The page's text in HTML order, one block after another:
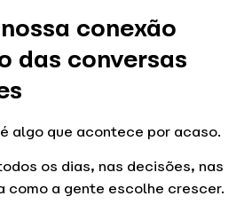
conexão
das conversas
algo que acontece por acaso.
os dias, nas decisões, nas
como a gente escolhe crescer.